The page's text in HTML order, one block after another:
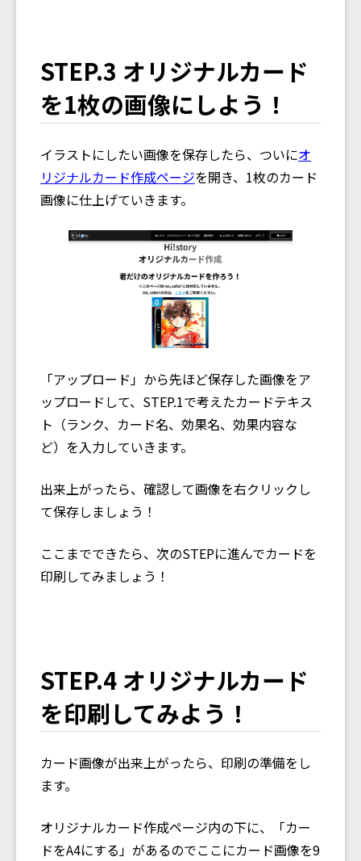
STEP.3 オリジナルカード
を1枚の画像にしよう！
イラストにしたい画像を保存したら、ついにオ
リジナルカード作成ページを開き、1枚のカード
画像に仕上げていきます。
「アップロード」から先ほど保存した画像をア
ップロードして、STEP.1で考えたカードテキス
ト（ランク、カード名、効果名、効果内容な
ど）を入力していきます。
出来上がったら、確認して画像を右クリックし
て保存しましょう！
ここまでできたら、次のSTEPに進んでカードを
印刷してみましょう！
STEP.4 オリジナルカード
を印刷してみよう！
カード画像が出来上がったら、印刷の準備をし
ます。
オリジナルカード作成ページ内の下に、「カー
ドをA4にする」があるのでここにカード画像を9